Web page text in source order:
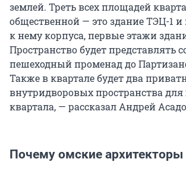
землей. Треть всех площадей
общественной — это здание ТЭЦ-1
к нему корпуса, первые этажи
Пространство будет представлять
пешеходный променад до
Также в квартале будет два
внутридворовых пространства
квартала, — рассказал Андрей
Почему омские архитекторы